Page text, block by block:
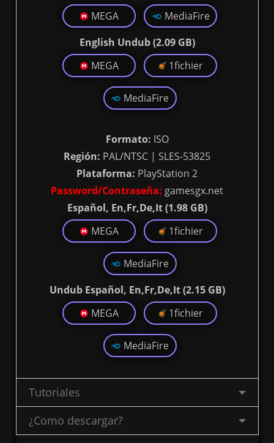
MEGA
MediaFire
English Undub (2.09 GB)
MEGA
1fichier
MediaFire
Formato: ISO
Región: PAL/NTSC | SLES-53825
Plataforma: PlayStation 2
Password/Contraseña: gamesgx.net
Español, En,Fr,De,It (1.98 GB)
MEGA
1fichier
MediaFire
Undub Español, En,Fr,De,It (2.15 GB)
MEGA
1fichier
MediaFire
Tutoriales
¿Como descargar?